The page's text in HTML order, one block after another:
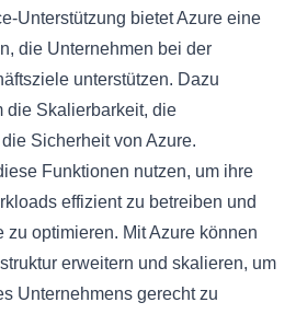
Unterstützung bietet Azure eine
die Unternehmen bei der
unterstützen. Dazu
die Skalierbarkeit, die
Sicherheit von Azure.
Funktionen nutzen, um ihre
effizient zu betreiben und
zu optimieren. Mit Azure können
erweitern und skalieren, um
Unternehmens gerecht zu